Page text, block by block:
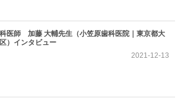
医師 加藤 大輔先生（小笠原歯科医院｜東京都大
）インタビュー
2021-12-13